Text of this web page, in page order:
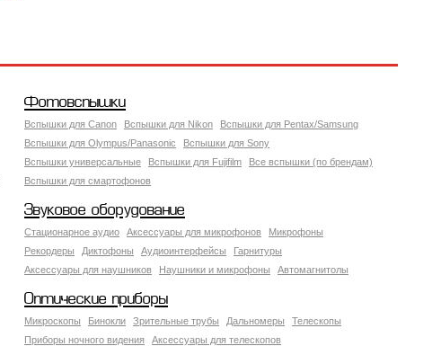
Фотовспышки
Вспышки для Canon Вспышки для Nikon
Вспышки для Pentax/Samsung
Вспышки для Olympus/Panasonic
Вспышки для Sony
Вспышки универсальные
Вспышки для Fujifilm
Все вспышки (по брендам)
Вспышки для смартофонов
Звуковое оборудование
Стационарное аудио Аксессуары для микрофонов
Микрофоны
Рекордеры
Диктофоны Аудиоинтерфейсы
Гарнитуры
Аксессуары для наушников
Наушники и микрофоны Автомагнитолы
Оптические приборы
Микроскопы Бинокли Зрительные трубы Дальномеры
Телескопы
Приборы ночного видения
Аксессуары для телескопов